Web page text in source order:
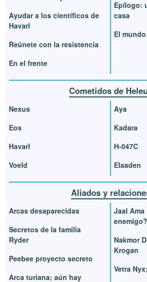
Ayudar a los científicos de
Havarl
Reúnete con la resistencia
En el frente
Epílogo:
casa
El
Cometidos de
Nexus
Eos
Havarl
Voeld
Aya
Kadara
H-047C
Elaaden
Aliados y
Arcas desaparecidas
Secretos de la familia
Ryder
Peebee proyecto secreto
Arca turiana; aún hay
Jaal
enemigo?
Nakmor
Krogan
Vetra